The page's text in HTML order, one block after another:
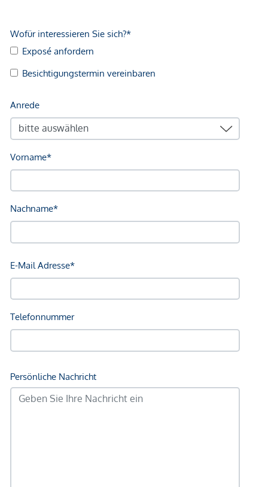
Gesundheit
Arzt <225m
Klinik <250m
Kinder & Schulen
Schule <100m
Kindergarten <200m
Universität <750m
Nahversorgung
Bäckerei <125m
Geldautomat <300m
Bank <300m
Post <325m
Verkehr
Bus <100m